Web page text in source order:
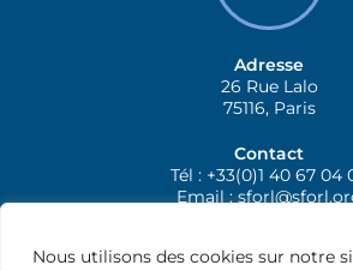
Nous utilisons des cookies sur notre
Adresse
26 Rue Lalo
75116, Paris
Contact
Tél : +33(0)1 40 67 04
Email :